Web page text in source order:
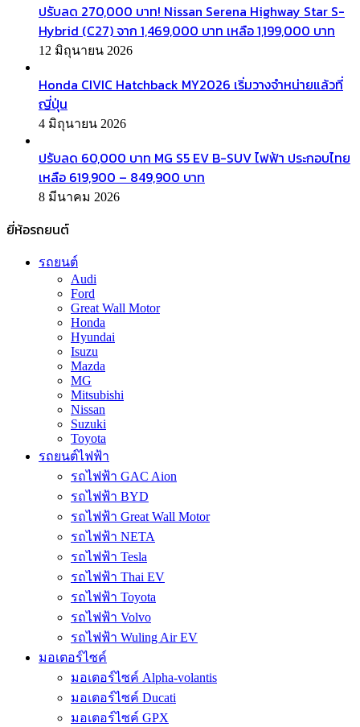
ปรับลด 270,000 บาท! Nissan Serena Highway Star S-
Hybrid (C27) จาก 1,469,000 บาท เหลือ 1,199,000 บาท
12 มิถุนายน 2026
Honda CIVIC Hatchback MY2026 เริ่มวางจำหน่ายแล้วที่
ญี่ปุ่น
4 มิถุนายน 2026
ปรับลด 60,000 บาท MG S5 EV B-SUV ไฟฟ้า ประกอบไทย
เหลือ 619,900 – 849,900 บาท
8 มีนาคม 2026
ยี่ห้อรถยนต์
รถยนต์
Audi
Ford
Great Wall Motor
Honda
Hyundai
Isuzu
Mazda
MG
Mitsubishi
Nissan
Suzuki
Toyota
รถยนต์ไฟฟ้า
รถไฟฟ้า GAC Aion
รถไฟฟ้า BYD
รถไฟฟ้า Great Wall Motor
รถไฟฟ้า NETA
รถไฟฟ้า Tesla
รถไฟฟ้า Thai EV
รถไฟฟ้า Toyota
รถไฟฟ้า Volvo
รถไฟฟ้า Wuling Air EV
มอเตอร์ไซค์
มอเตอร์ไซค์ Alpha-volantis
มอเตอร์ไซค์ Ducati
มอเตอร์ไซค์ GPX